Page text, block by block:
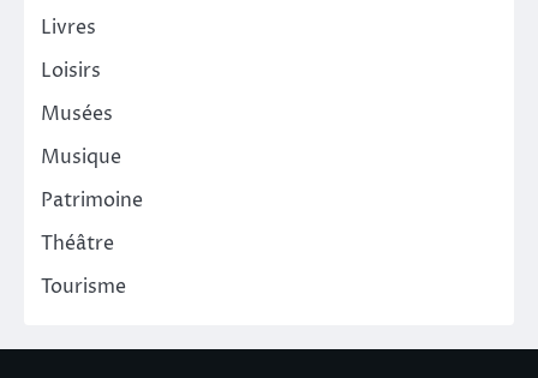
Livres
Loisirs
Musées
Musique
Patrimoine
Théâtre
Tourisme